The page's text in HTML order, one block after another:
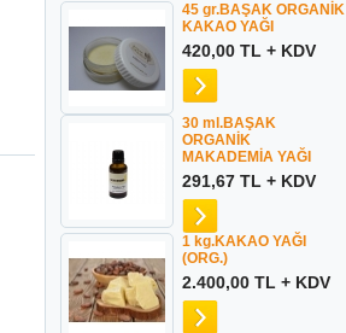
45 gr.BAŞAK ORGANİK
KAKAO YAĞI
420,00 TL + KDV
30 ml.BAŞAK
ORGANİK
MAKADEMİA YAĞI
291,67 TL + KDV
1 kg.KAKAO YAĞI
(ORG.)
2.400,00 TL + KDV